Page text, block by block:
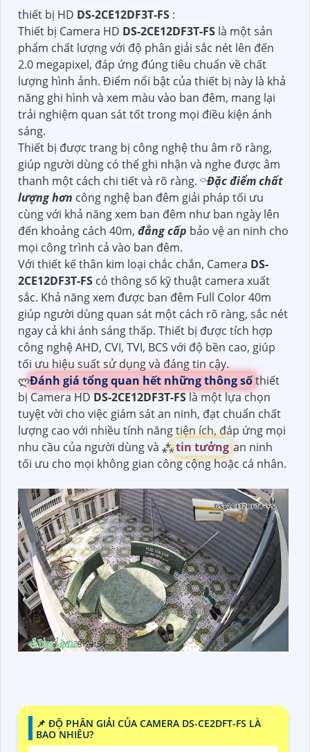
thiết bị HD DS-2CE12DF3T-FS :
Thiết bị Camera HD DS-2CE12DF3T-FS là một sản
phẩm chất lượng với độ phân giải sắc nét lên đến
2.0 megapixel, đáp ứng đúng tiêu chuẩn về chất
lượng hình ảnh. Điểm nổi bật của thiết bị này là khả
năng ghi hình và xem màu vào ban đêm, mang lại
trải nghiệm quan sát tốt trong mọi điều kiện ánh
sáng.
Thiết bị được trang bị công nghệ thu âm rõ ràng,
giúp người dùng có thể ghi nhận và nghe được âm
thanh một cách chi tiết và rõ ràng. ⌔Đặc điểm chất
lượng hơn công nghệ ban đêm giải pháp tối ưu
cùng với khả năng xem ban đêm như ban ngày lên
đến khoảng cách 40m, đẳng cấp bảo vệ an ninh cho
mọi công trình cả vào ban đêm.
Với thiết kế thân kim loại chắc chắn, Camera DS-
2CE12DF3T-FS có thông số kỹ thuật camera xuất
sắc. Khả năng xem được ban đêm Full Color 40m
giúp người dùng quan sát một cách rõ ràng, sắc nét
ngay cả khi ánh sáng thấp. Thiết bị được tích hợp
công nghệ AHD, CVI, TVI, BCS với độ bền cao, giúp
tối ưu hiệu suất sử dụng và đáng tin cậy.
ლĐánh giá tổng quan hết những thông sốthiết
bị Camera HDDS-2CE12DF3T-FSlà một lựa chọn
tuyệt vời cho việc giám sát an ninh, đạt chuẩn chất
lượng cao với nhiều tính năng tiện ích, đáp ứng mọi
nhu cầu của người dùng và ⁂tin tưởng an ninh
tối ưu cho mọi không gian công cộng hoặc cá nhân.
📌 ĐỘ PHÂN GIẢI CỦA CAMERA DS-CE2DFT-FS LÀ
BAO NHIÊU?